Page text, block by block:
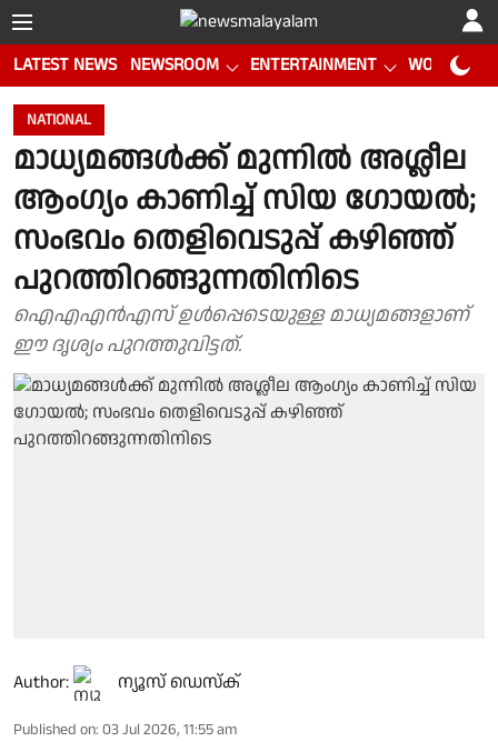
LATEST NEWS NEWSROOM ENTERTAINMENT WORLD CUP
NATIONAL
മാധ്യമങ്ങൾക്ക് മുന്നില്‍ അശ്ലീല
ആംഗ്യം കാണിച്ച് സിയ ഗോയൽ;
സംഭവം തെളിവെടുപ്പ് കഴിഞ്ഞ്
പുറത്തിറങ്ങുന്നതിനിടെ
ഐഎഎന്‍എസ് ഉള്‍പ്പെടെയുള്ള മാധ്യമങ്ങളാണ്
ഈ ദൃശ്യം പുറത്തുവിട്ടത്.
Author: ന്യൂസ് ഡെസ്ക്
Published on: 03 Jul 2026, 11:55 am